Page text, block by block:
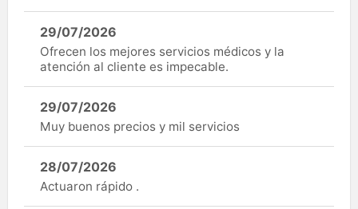
29/07/2026
Ofrecen los mejores servicios médicos y la
atención al cliente es impecable.
29/07/2026
Muy buenos precios y mil servicios
28/07/2026
Actuaron rápido .